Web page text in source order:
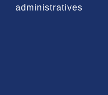
administratives